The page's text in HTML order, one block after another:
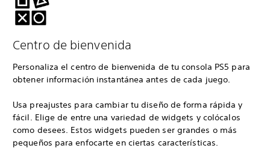
Centro de bienvenida
Personaliza el centro de bienvenida de tu consola PS5 para
obtener información instantánea antes de cada juego.
Usa preajustes para cambiar tu diseño de forma rápida y
fácil. Elige de entre una variedad de widgets y colócalos
como desees. Estos widgets pueden ser grandes o más
pequeños para enfocarte en ciertas características.